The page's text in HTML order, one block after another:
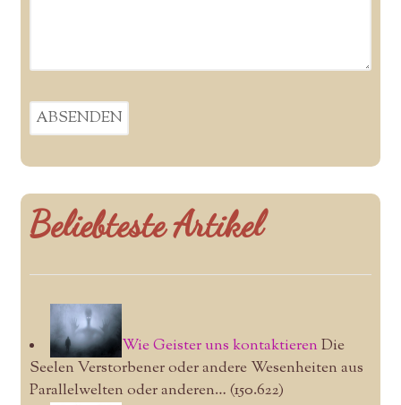
Beliebteste Artikel
Wie Geister uns kontaktierenDie
Seelen Verstorbener oder andere Wesenheiten aus
Parallelwelten oder anderen… (150.622)